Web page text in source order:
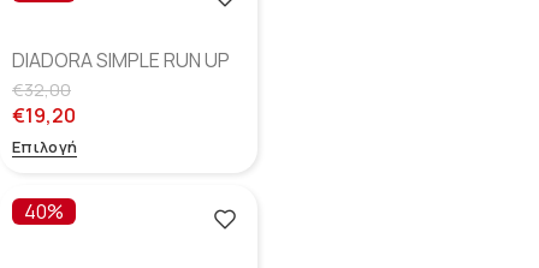
DIADORA SIMPLE RUN UP
TD – Blue Corsair/White
€32,00
€19,20
Επιλογή
40%